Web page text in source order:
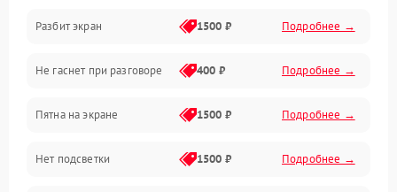
Проблемы с дисплеем и сенсором
Зарядка
Проблемы с питанием, зарядкой и аккумулятором
Проблемы с работой системы, корпусом и другие
Разбит экран 1500 ₽ Подробнее →
Не гаснет при разговоре 400 ₽ Подробнее →
Пятна на экране 1500 ₽ Подробнее →
Нет подсветки 1500 ₽ Подробнее →